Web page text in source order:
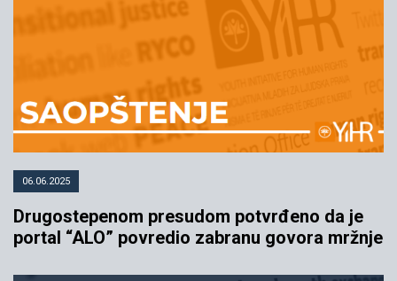
06.06.2025
Drugostepenom presudom potvrđeno da je
portal “ALO” povredio zabranu govora mržnje